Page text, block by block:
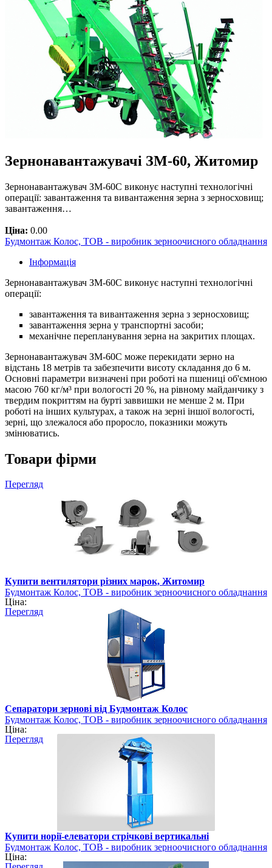
Зернонавантажувачі ЗМ-60, Житомир
Зернонавантажувач ЗМ-60С виконує наступні технологічні
операції: завантаження та вивантаження зерна з зерносховищ;
завантаження…
Ціна: 0.00
Будмонтаж Колос, ТОВ - виробник зерноочисного обладнання
Інформація
Зернонавантажувач ЗМ-60С виконує наступні технологічні
операції:
завантаження та вивантаження зерна з зерносховищ;
завантаження зерна у транспортні засоби;
механічне перепланування зерна на закритих площах.
Зернонавантажувач ЗМ-60С може перекидати зерно на
відстань 18 метрів та забезпечити висоту складання до 6 м.
Основні параметри визначені при роботі на пшениці об'ємною
масою 760 кг/м³ при вологості 20 %, на рівному майданчику з
твердим покриттям на бурті заввишки не менше 2 м. При
роботі на інших культурах, а також на зерні іншої вологості,
зерні, що злежалося або проросло, показники можуть
змінюватись.
Товари фірми
Перегляд
Купити вентилятори різних марок, Житомир
Будмонтаж Колос, ТОВ - виробник зерноочисного обладнання
Ціна:
Перегляд
Сепаратори зернові від Будмонтаж Колос
Будмонтаж Колос, ТОВ - виробник зерноочисного обладнання
Ціна:
Перегляд
Купити норії-елеватори стрічкові вертикальні
Будмонтаж Колос, ТОВ - виробник зерноочисного обладнання
Ціна: